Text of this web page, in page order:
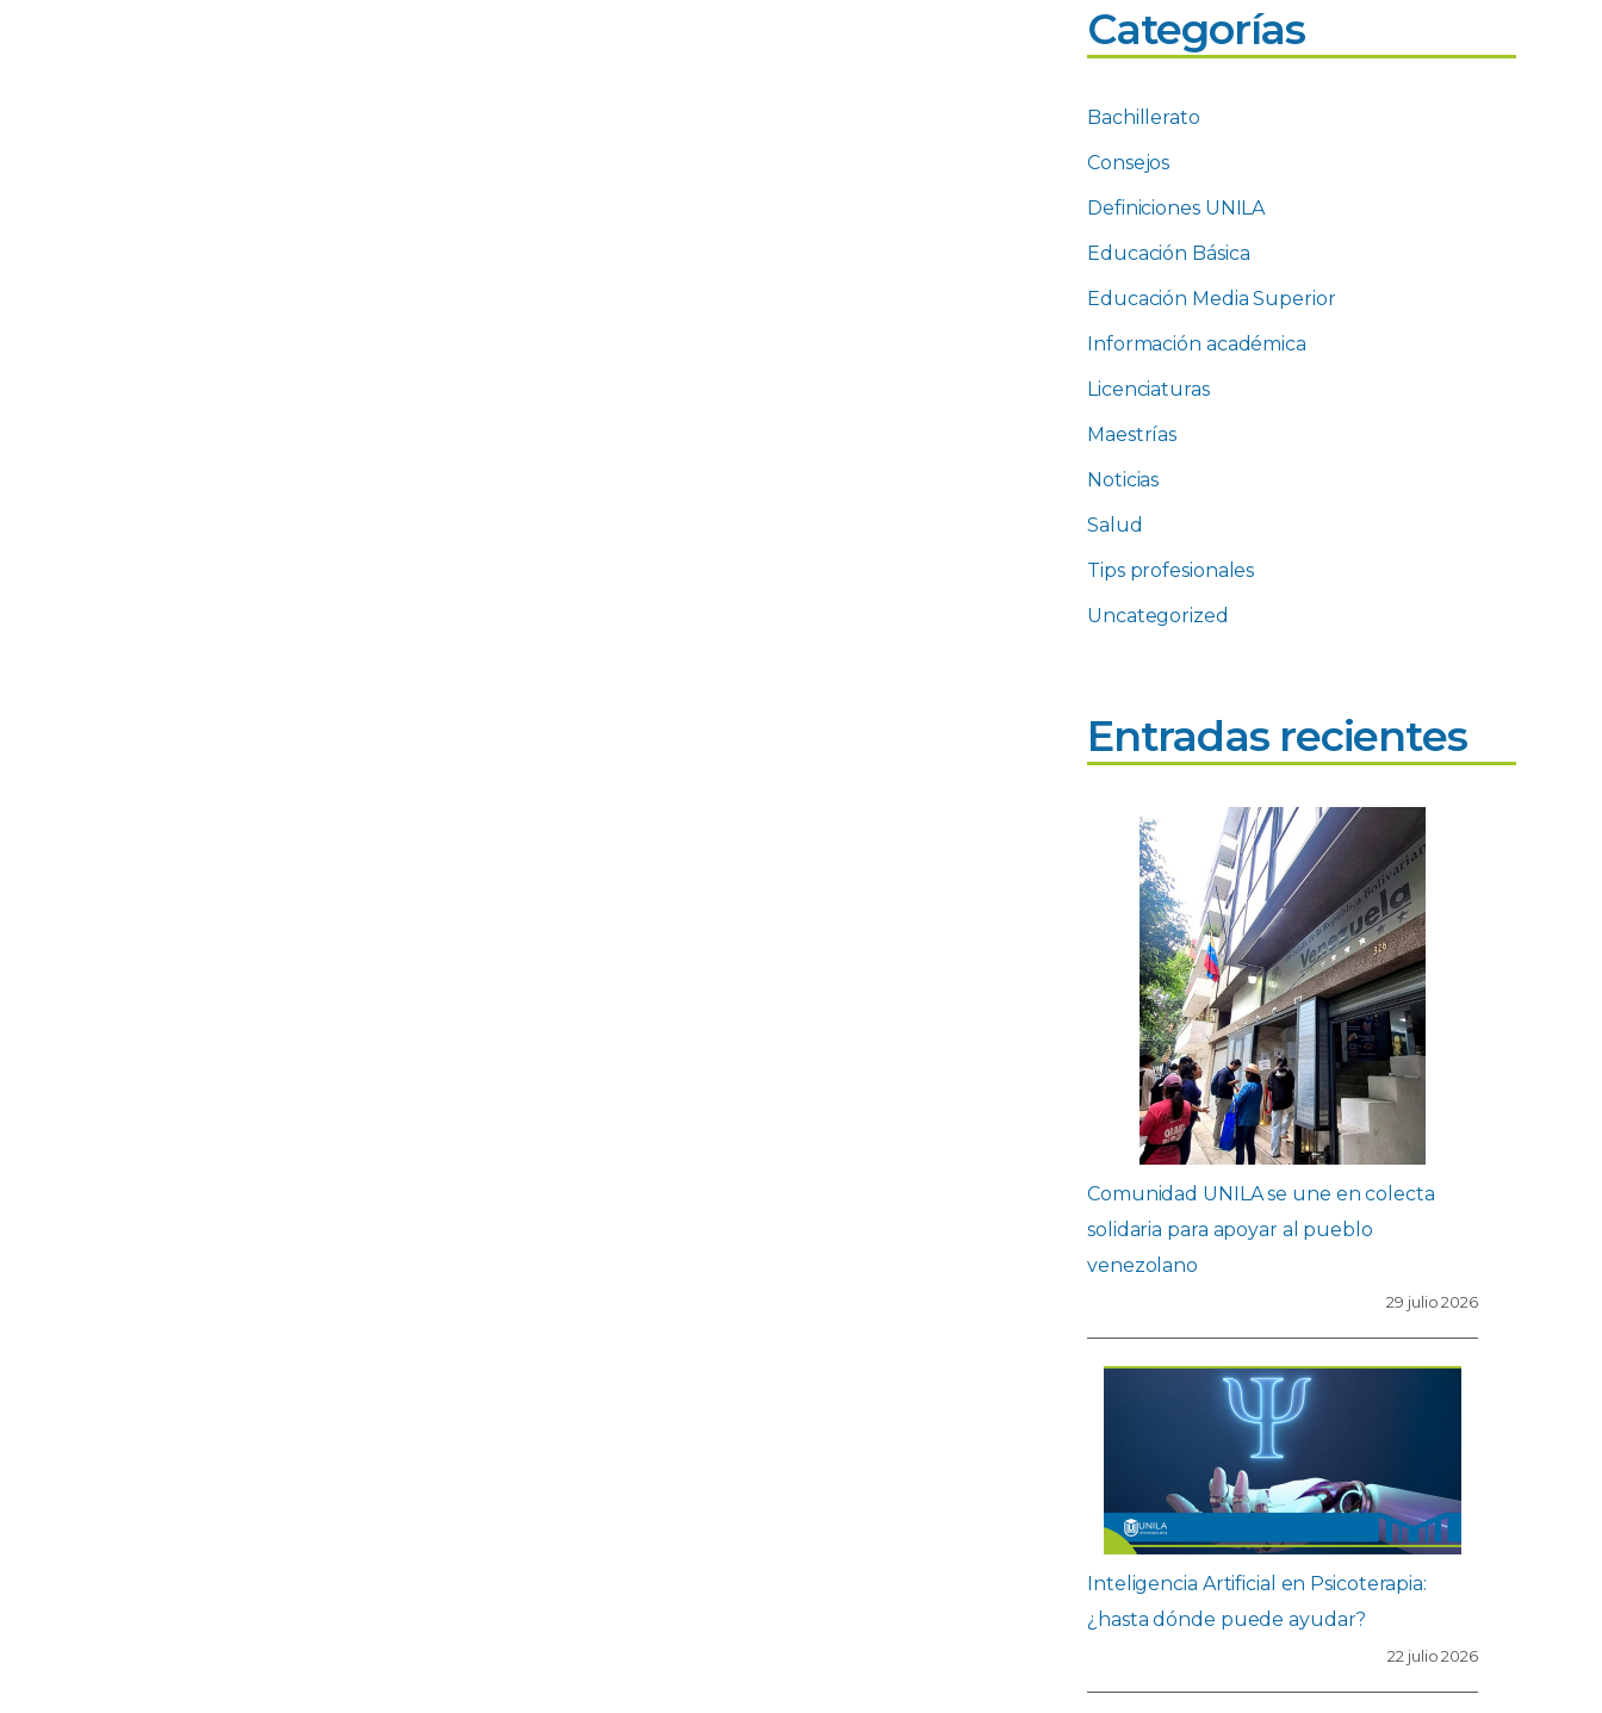
Categorías
Bachillerato
Consejos
Definiciones UNILA
Educación Básica
Educación Media Superior
Información académica
Licenciaturas
Maestrías
Noticias
Salud
Tips profesionales
Uncategorized
Entradas recientes
Comunidad UNILA se une en colecta
solidaria para apoyar al pueblo
venezolano
29 julio 2026
Inteligencia Artificial en Psicoterapia:
¿hasta dónde puede ayudar?
22 julio 2026